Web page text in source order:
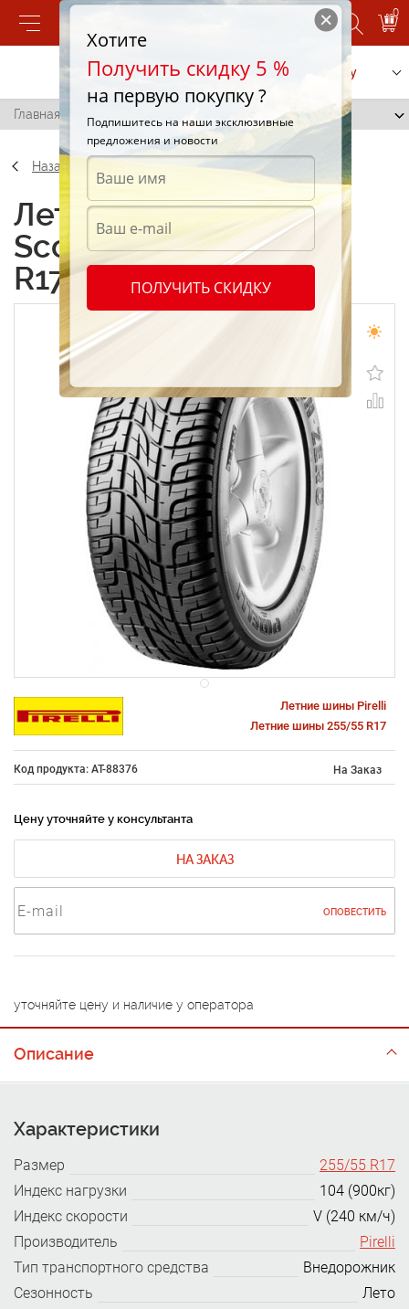
0
Позвонить Заказать услугу
Главная / Pirelli Scorpion Zero 255/55 R17 104V
Назад
Летние шины Pirelli
Scorpion Zero 255/55
R17 104V
Летние шины Pirelli
Летние шины 255/55 R17
Код продукта: AT-88376 На Заказ
Цену уточняйте у консультанта
НА ЗАКАЗ
ОПОВЕСТИТЬ
уточняйте цену и наличие у оператора
Описание
Характеристики
Размер
255/55 R17
Индекс нагрузки
104 (900кг)
Индекс скорости
V (240 км/ч)
Производитель
Pirelli
Тип транспортного средства
Внедорожник
Сезонность
Лето
Хотите
Получить скидку 5 %
на первую покупку ?
Подпишитесь на наши эксклюзивные
предложения и новости
ПОЛУЧИТЬ СКИДКУ